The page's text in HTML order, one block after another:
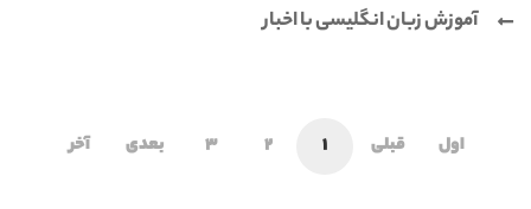
آموزش زبان انگلیسی با اخبار
اول قبلی 1
2
3 بعدی آخر